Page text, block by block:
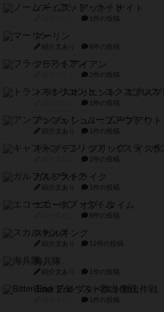
ノームズ・アット・ナイト
1件の投稿
マーリン
紹介文あり 6件の投稿
フラットアイアン
2件の投稿
トランスオリエント・エクスプ
1件の投稿
アンブッシュ！：ムーブアウト
紹介文あり 1件の投稿
キャプテン・フリップ：イス
2件の投稿
ガルフストライク
紹介文あり 1件の投稿
エコーズ・オブ・タイム
8件の投稿
スカルキング
紹介文あり 12件の投稿
海兵隊
紹介文あり 1件の投稿
Bitter End ブタペスト救出作戦
1件の投稿